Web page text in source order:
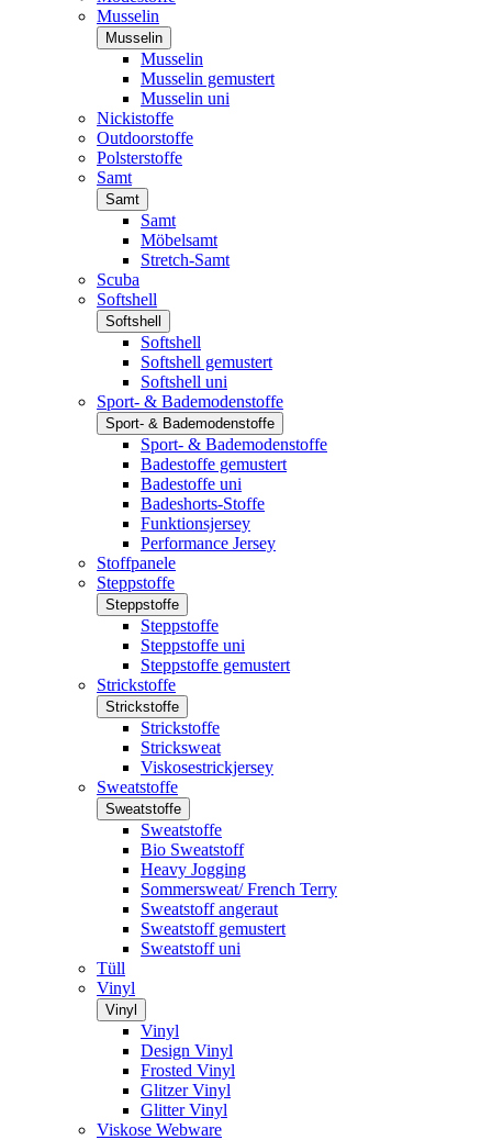
Musselin
Musselin
Musselin
Musselin gemustert
Musselin uni
Nickistoffe
Outdoorstoffe
Polsterstoffe
Samt
Samt
Samt
Möbelsamt
Stretch-Samt
Scuba
Softshell
Softshell
Softshell
Softshell gemustert
Softshell uni
Sport- & Bademodenstoffe
Sport- & Bademodenstoffe
Sport- & Bademodenstoffe
Badestoffe gemustert
Badestoffe uni
Badeshorts-Stoffe
Funktionsjersey
Performance Jersey
Stoffpanele
Steppstoffe
Steppstoffe
Steppstoffe
Steppstoffe uni
Steppstoffe gemustert
Strickstoffe
Strickstoffe
Strickstoffe
Stricksweat
Viskosestrickjersey
Sweatstoffe
Sweatstoffe
Sweatstoffe
Bio Sweatstoff
Heavy Jogging
Sommersweat/ French Terry
Sweatstoff angeraut
Sweatstoff gemustert
Sweatstoff uni
Tüll
Vinyl
Vinyl
Vinyl
Design Vinyl
Frosted Vinyl
Glitzer Vinyl
Glitter Vinyl
Viskose Webware